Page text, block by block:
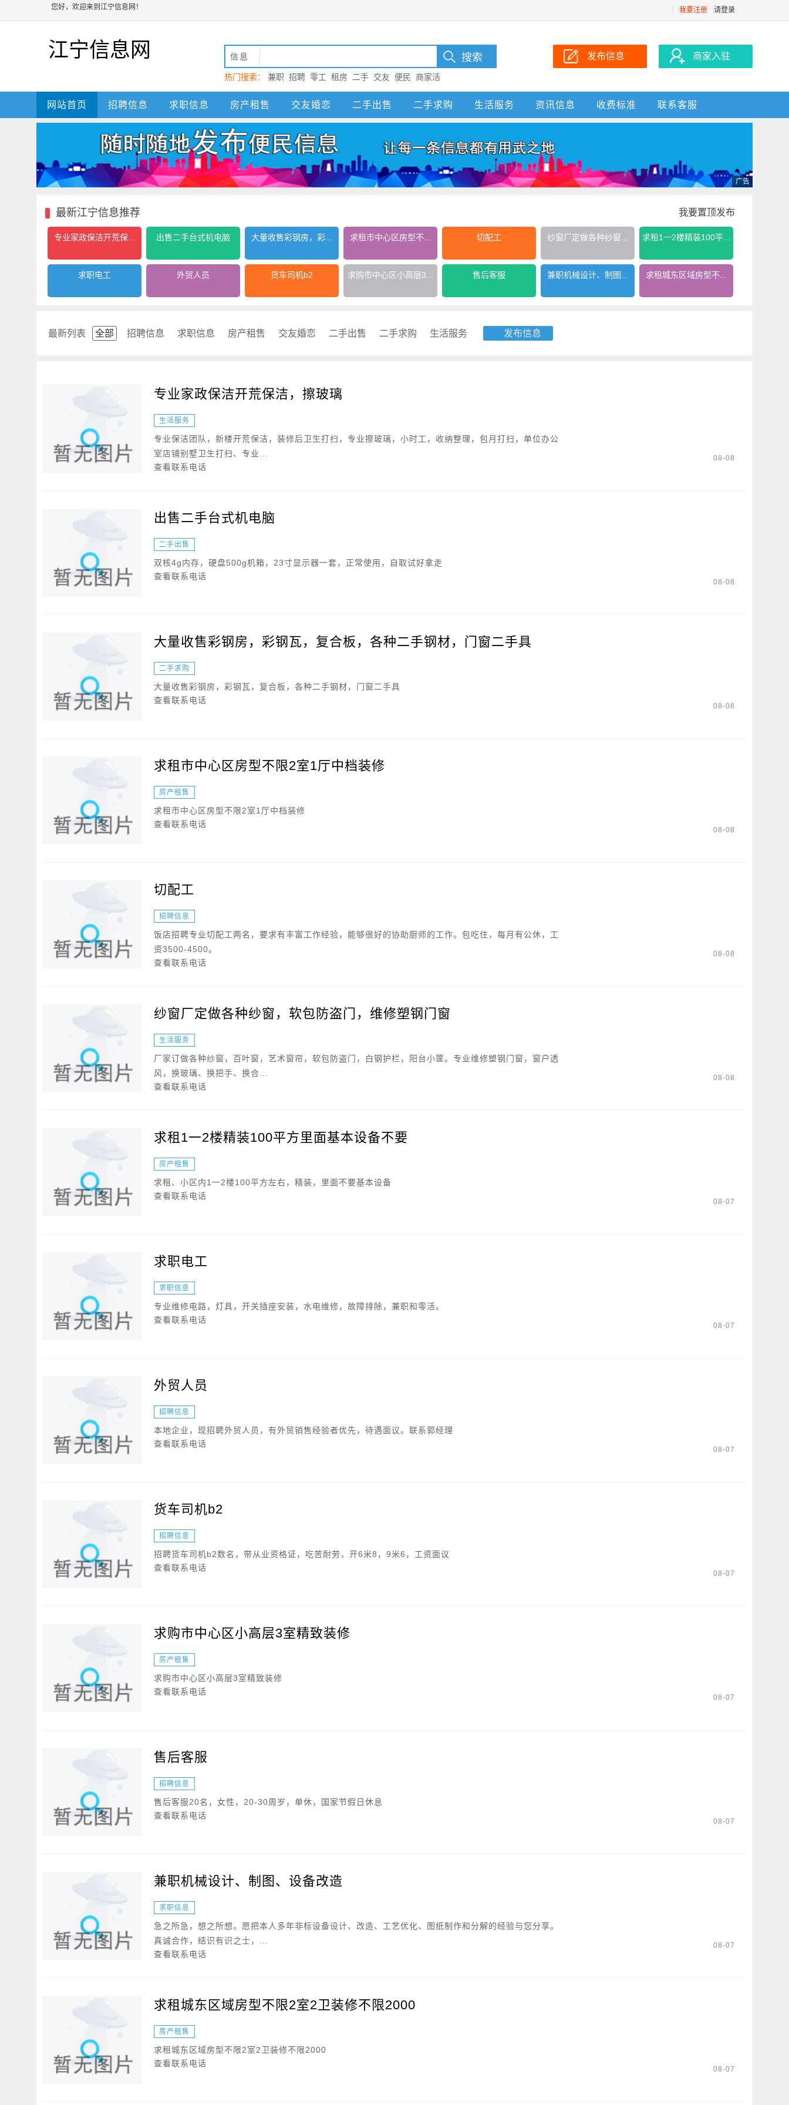
您好，欢迎来到江宁信息网！ 我要注册 请登录
江宁信息网 信息
热门搜索： 兼职 招聘 零工 租房 二手 交友 便民
商家活
动 江宁
发布信息 商家入驻
网站首页 招聘信息 求职信息 房产租售 交友婚恋 二手出售 二手求购 生活服务 资讯信息 收费标准 联系客服
最新江宁信息推荐 我要置顶发布
专业家政保洁开荒保... 出售二手台式机电脑 大量收售彩钢房，彩... 求租市中心区房型不... 切配工 纱窗厂定做各种纱窗... 求租1一2楼精装100平...
求职电工 外贸人员 货车司机b2 求购市中心区小高层3... 售后客服 兼职机械设计、制图... 求租城东区域房型不...
最新列表 全部 招聘信息 求职信息 房产租售 交友婚恋 二手出售 二手求购 生活服务 发布信息
08-08
专业家政保洁开荒保洁，擦玻璃
生活服务
专业保洁团队，新楼开荒保洁，装修后卫生打扫，专业擦玻璃，小时工，收纳整理，包月打扫，单位办公
室店铺别墅卫生打扫、专业...
查看联系电话
08-08
出售二手台式机电脑
二手出售
双核4g内存，硬盘500g机箱，23寸显示器一套，正常使用，自取试好拿走
查看联系电话
08-08
大量收售彩钢房，彩钢瓦，复合板，各种二手钢材，门窗二手具
二手求购
大量收售彩钢房，彩钢瓦，复合板，各种二手钢材，门窗二手具
查看联系电话
08-08
求租市中心区房型不限2室1厅中档装修
房产租售
求租市中心区房型不限2室1厅中档装修
查看联系电话
08-08
切配工
招聘信息
饭店招聘专业切配工两名，要求有丰富工作经验，能够很好的协助厨师的工作。包吃住，每月有公休，工
资3500-4500。
查看联系电话
08-08
纱窗厂定做各种纱窗，软包防盗门，维修塑钢门窗
生活服务
厂家订做各种纱窗，百叶窗，艺术窗帘，软包防盗门，白钢护栏，阳台小筐。专业维修塑钢门窗，窗户透
风，换玻璃、换把手、换合...
查看联系电话
08-07
求租1一2楼精装100平方里面基本设备不要
房产租售
求租、小区内1一2楼100平方左右，精装，里面不要基本设备
查看联系电话
08-07
求职电工
求职信息
专业维修电路，灯具，开关插座安装，水电维修，故障排除，兼职和零活。
查看联系电话
08-07
外贸人员
招聘信息
本地企业，现招聘外贸人员，有外贸销售经验者优先，待遇面议。联系郭经理
查看联系电话
08-07
货车司机b2
招聘信息
招聘货车司机b2数名，带从业资格证，吃苦耐劳，开6米8，9米6，工资面议
查看联系电话
08-07
求购市中心区小高层3室精致装修
房产租售
求购市中心区小高层3室精致装修
查看联系电话
08-07
售后客服
招聘信息
售后客服20名，女性，20-30周岁，单休，国家节假日休息
查看联系电话
08-07
兼职机械设计、制图、设备改造
求职信息
急之所急，想之所想。愿把本人多年非标设备设计、改造、工艺优化、图纸制作和分解的经验与您分享。
真诚合作，结识有识之士，...
查看联系电话
08-07
求租城东区域房型不限2室2卫装修不限2000
房产租售
求租城东区域房型不限2室2卫装修不限2000
查看联系电话